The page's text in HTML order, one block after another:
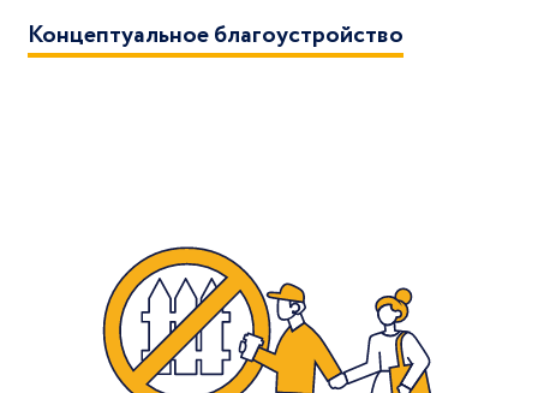
Концептуальное благоустройство